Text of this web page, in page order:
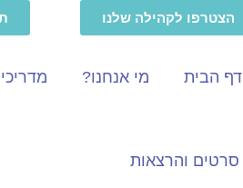
הצטרפו לקהילה שלנו
דף הבית מי אנחנו?
סרטים והרצאות